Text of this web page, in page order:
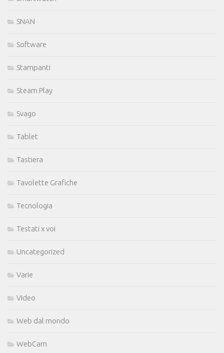
SNAN
Software
Stampanti
Steam Play
Svago
Tablet
Tastiera
Tavolette Grafiche
Tecnologia
Testati x voi
Uncategorized
Varie
Video
Web dal mondo
WebCam